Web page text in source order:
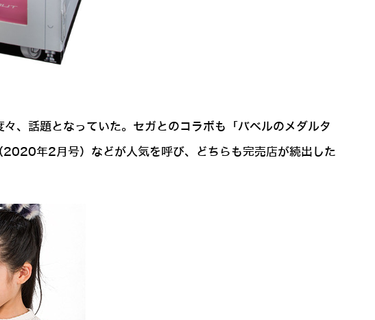
、話題となっていた。セガとのコラボも「バベルのメダルタ
年2月号）などが人気を呼び、どちらも完売店が続出した